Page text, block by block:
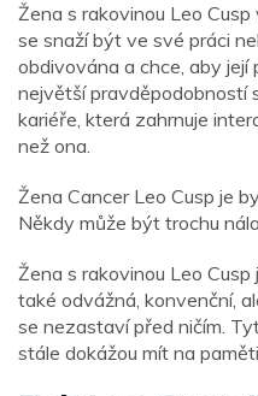
Žena s rakovinou Leo
se snaží být ve své práci
obdivována a chce, aby její
největší pravděpodobností
kariéře, která zahrnuje
než ona.
Žena Cancer Leo Cusp je
Někdy může být trochu
Žena s rakovinou Leo
také odvážná, konvenční,
se nezastaví před ničím.
stále dokážou mít na